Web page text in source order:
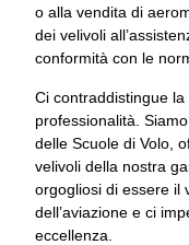
o alla vendita di
dei velivoli
conformità con le
Ci contraddistingue
professionalità.
delle Scuole di Volo,
velivoli della nostra
orgogliosi di essere il
dell’aviazione e ci
eccellenza.